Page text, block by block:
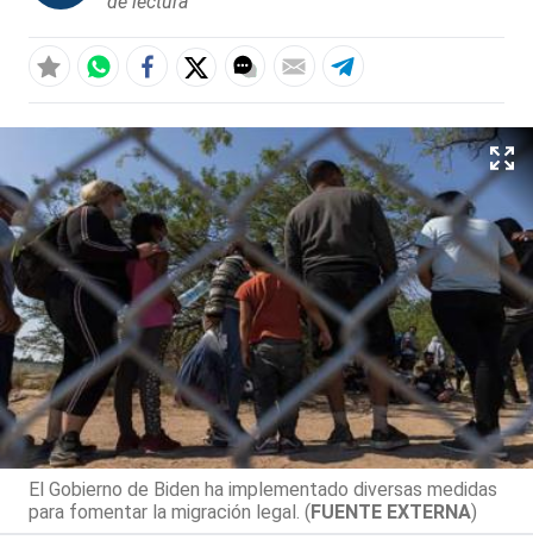
El Gobierno de Biden ha implementado diversas medidas
para fomentar la migración legal. (FUENTE EXTERNA)